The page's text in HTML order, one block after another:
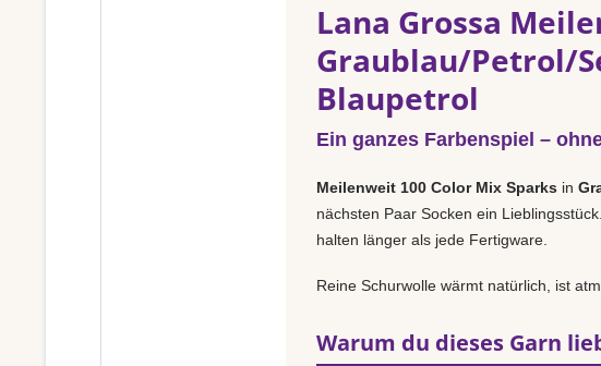
Lana Grossa
Graublau/Petrol/
Blaupetrol
Ein ganzes Farbenspiel –
Meilenweit 100 Color Mix Sparks in
nächsten Paar Socken ein
halten länger als jede Fertigware.
Reine Schurwolle wärmt natürlich, ist
Warum du dieses Garn